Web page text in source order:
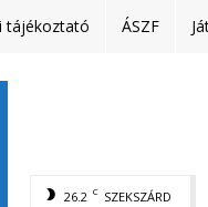
tájékoztató ÁSZF
26.2 C SZEKSZÁRD